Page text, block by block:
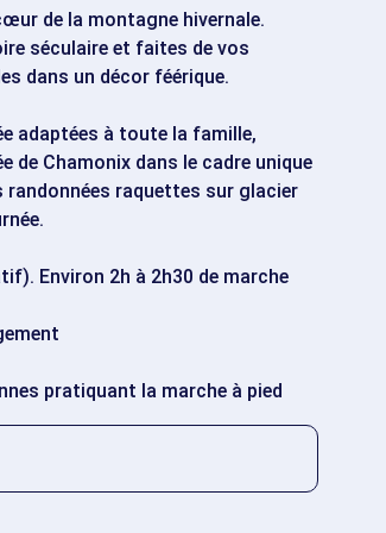
de la montagne hivernale.
séculaire et faites de vos
dans un décor féérique.
adaptées à toute la famille,
de Chamonix dans le cadre unique
raquettes sur glacier
Environ 2h à 2h30 de marche
pratiquant la marche à pied